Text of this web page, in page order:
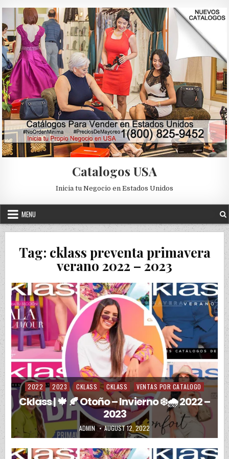
Catalogos USA
Inicia tu Negocio en Estados Unidos
MENU
Tag: cklass preventa primavera
verano 2022 – 2023
Posted in
2022 2023 CKLASS CKLASS VENTAS POR CATALOGO
Cklass | 🍁 🍂 Otoño – Invierno ❄️🌧️ 2022 –
2023
AUTHOR:
ADMIN PUBLISHED DATE:
AUGUST 12, 2022